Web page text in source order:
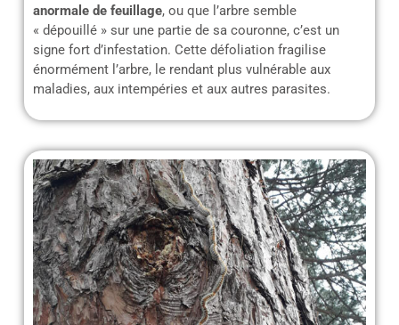
anormale de feuillage, ou que l’arbre semble
« dépouillé » sur une partie de sa couronne, c’est un
signe fort d’infestation. Cette défoliation fragilise
énormément l’arbre, le rendant plus vulnérable aux
maladies, aux intempéries et aux autres parasites.